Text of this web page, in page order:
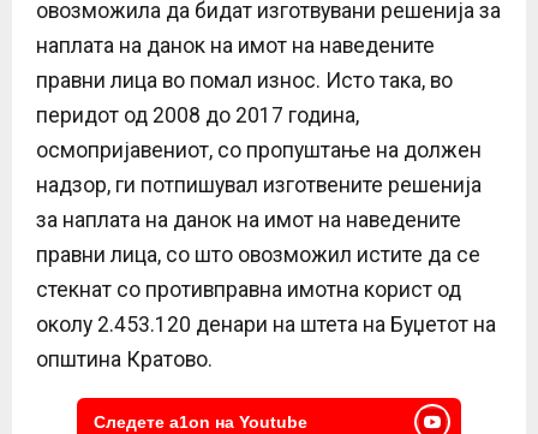
овозможила да бидат изготвувани решенија за
наплата на данок на имот на наведените
правни лица во помал износ. Исто така, во
перидот од 2008 до 2017 година,
осмопријавениот, со пропуштање на должен
надзор, ги потпишувал изготвените решенија
за наплата на данок на имот на наведените
правни лица, со што овозможил истите да се
стекнат со противправна имотна корист од
околу 2.453.120 денари на штета на Буџетот на
општина Кратово.
Следете a1on на Youtube